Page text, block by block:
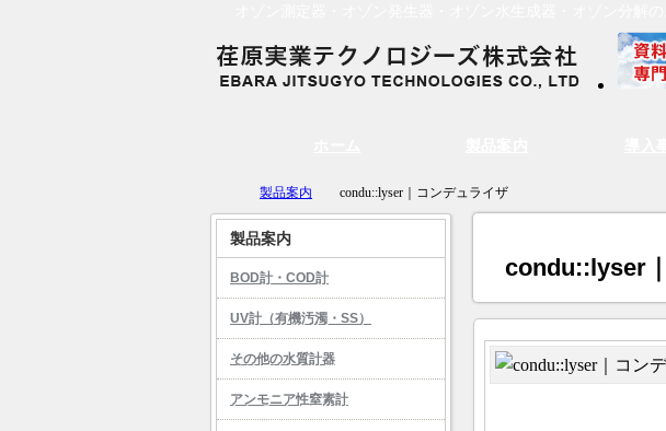
製品案内 condu::lyser｜コンデュライザ
condu::lyser
製品案内
BOD計・COD計
UV計（有機汚濁・SS）
その他の水質計器
アンモニア性窒素計